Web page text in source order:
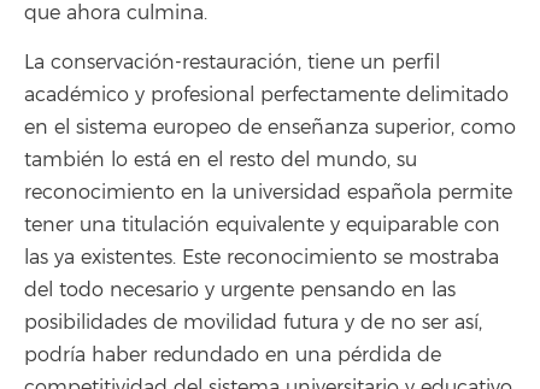
que ahora culmina.
La conservación-restauración, tiene un perfil
académico y profesional perfectamente delimitado
en el sistema europeo de enseñanza superior, como
también lo está en el resto del mundo, su
reconocimiento en la universidad española permite
tener una titulación equivalente y equiparable con
las ya existentes. Este reconocimiento se mostraba
del todo necesario y urgente pensando en las
posibilidades de movilidad futura y de no ser así,
podría haber redundado en una pérdida de